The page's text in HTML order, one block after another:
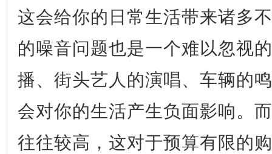
这会给你的日常生活带来诸多
的噪音问题也是一个难以忽视
播、街头艺人的演唱、车辆
会对你的生活产生负面影响。
往往较高，这对于预算有限的